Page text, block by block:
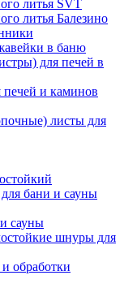
литья SVT
литья Балезино
в баню
для печей в
и каминов
листы для
бани и сауны
сауны
шнуры для
обработки